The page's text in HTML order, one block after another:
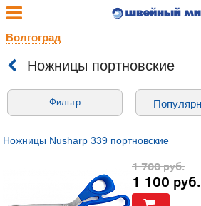
Волгоград
Ножницы портновские
Фильтр
Ножницы Nusharp 339 портновские
1 700руб.
1 100 руб.